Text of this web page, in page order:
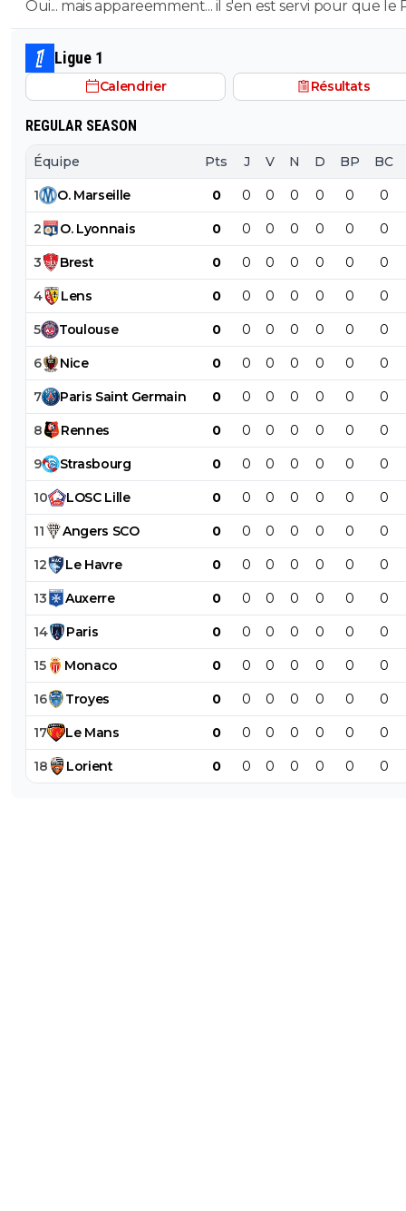
trouveras tu ? 😂😂😅
Oui... mais appareemment... il s'en est servi pour que le
accepte de le garder avec ses propres conditions.
Ligue 1
Calendrier Résultats
REGULAR SEASON
Équipe Pts J V N D BP BC
1 O. Marseille 0 0 0 0 0 0 0
2 O. Lyonnais 0 0 0 0 0 0 0
3 Brest 0 0 0 0 0 0 0
4 Lens 0 0 0 0 0 0 0
5 Toulouse 0 0 0 0 0 0 0
6 Nice 0 0 0 0 0 0 0
7 Paris Saint Germain 0 0 0 0 0 0 0
8 Rennes 0 0 0 0 0 0 0
9 Strasbourg 0 0 0 0 0 0 0
10 LOSC Lille 0 0 0 0 0 0 0
11 Angers SCO 0 0 0 0 0 0 0
12 Le Havre 0 0 0 0 0 0 0
13 Auxerre 0 0 0 0 0 0 0
14 Paris 0 0 0 0 0 0 0
15 Monaco 0 0 0 0 0 0 0
16 Troyes 0 0 0 0 0 0 0
17 Le Mans 0 0 0 0 0 0 0
18 Lorient 0 0 0 0 0 0 0